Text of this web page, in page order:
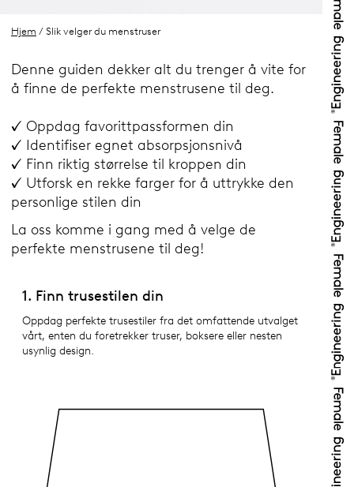
Hjem / Slik velger du menstruser
Denne guiden dekker alt du trenger å vite for
å finne de perfekte menstrusene til deg.
✓ Oppdag favorittpassformen din
✓ Identifiser egnet absorpsjonsnivå
✓ Finn riktig størrelse til kroppen din
✓ Utforsk en rekke farger for å uttrykke den
personlige stilen din
La oss komme i gang med å velge de
perfekte menstrusene til deg!
1. Finn trusestilen din
Oppdag perfekte trusestiler fra det omfattende utvalget
vårt, enten du foretrekker truser, boksere eller nesten
usynlig design.